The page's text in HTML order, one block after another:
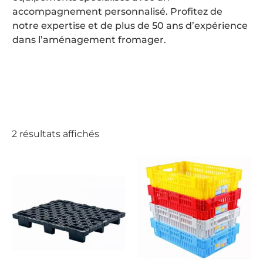
accompagnement personnalisé. Profitez de
notre expertise et de plus de 50 ans d’expérience
dans l’aménagement fromager.
2 résultats affichés